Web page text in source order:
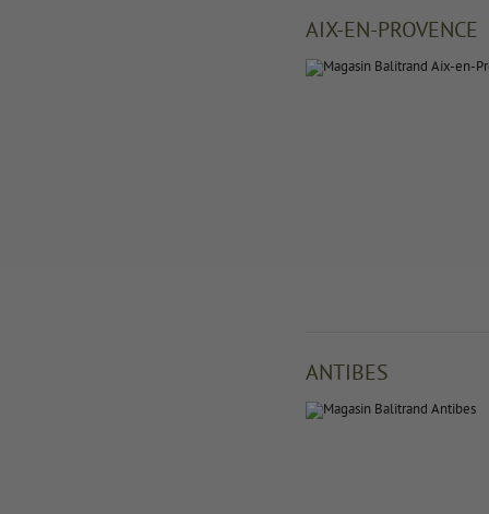
AIX-EN-PROVENCE
ANTIBES